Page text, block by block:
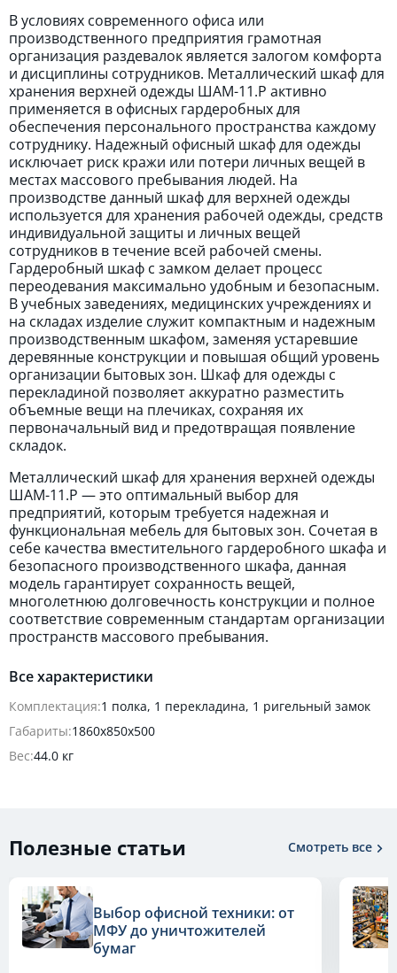
В условиях современного офиса или
производственного предприятия грамотная
организация раздевалок является залогом комфорта
и дисциплины сотрудников. Металлический шкаф для
хранения верхней одежды ШАМ-11.Р активно
применяется в офисных гардеробных для
обеспечения персонального пространства каждому
сотруднику. Надежный офисный шкаф для одежды
исключает риск кражи или потери личных вещей в
местах массового пребывания людей. На
производстве данный шкаф для верхней одежды
используется для хранения рабочей одежды, средств
индивидуальной защиты и личных вещей
сотрудников в течение всей рабочей смены.
Гардеробный шкаф с замком делает процесс
переодевания максимально удобным и безопасным.
В учебных заведениях, медицинских учреждениях и
на складах изделие служит компактным и надежным
производственным шкафом, заменяя устаревшие
деревянные конструкции и повышая общий уровень
организации бытовых зон. Шкаф для одежды с
перекладиной позволяет аккуратно разместить
объемные вещи на плечиках, сохраняя их
первоначальный вид и предотвращая появление
складок.
Металлический шкаф для хранения верхней одежды
ШАМ-11.Р — это оптимальный выбор для
предприятий, которым требуется надежная и
функциональная мебель для бытовых зон. Сочетая в
себе качества вместительного гардеробного шкафа и
безопасного производственного шкафа, данная
модель гарантирует сохранность вещей,
многолетнюю долговечность конструкции и полное
соответствие современным стандартам организации
пространств массового пребывания.
Все характеристики
Комплектация:1 полка, 1 перекладина, 1 ригельный замок
Габариты:1860x850x500
Вес:44.0 кг
Полезные статьи Смотреть все
Выбор офисной техники: от
МФУ до уничтожителей
бумаг